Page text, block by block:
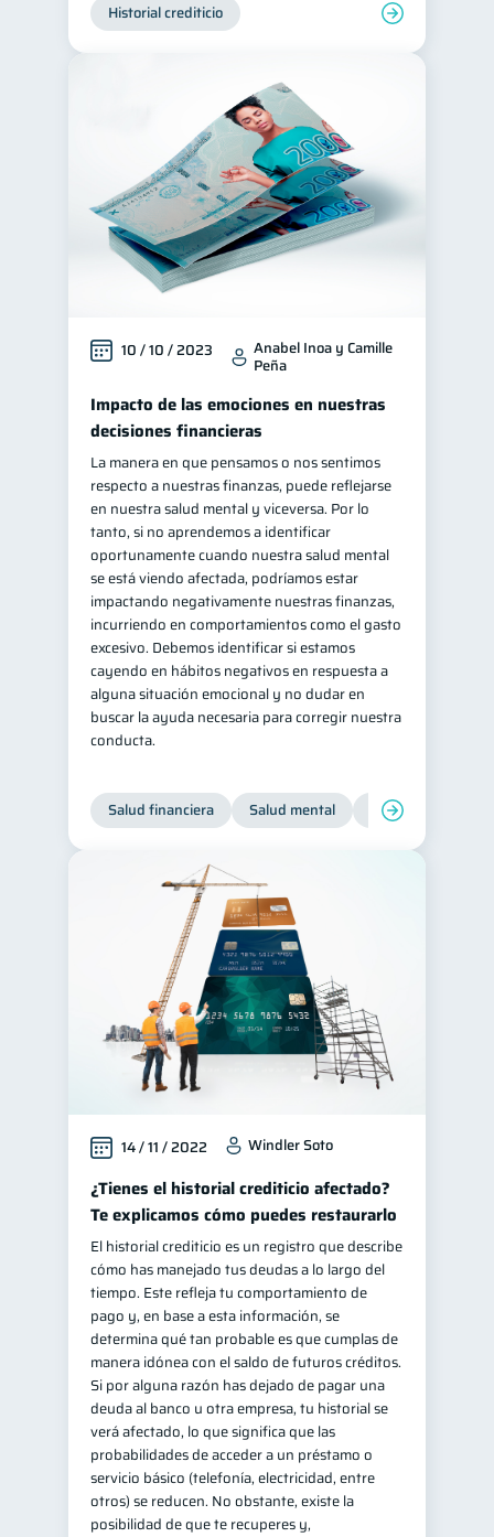
Historial crediticio
10 / 10 / 2023 Anabel Inoa y Camille
Peña
Impacto de las emociones en nuestras
decisiones financieras
La manera en que pensamos o nos sentimos
respecto a nuestras finanzas, puede reflejarse
en nuestra salud mental y viceversa. Por lo
tanto, si no aprendemos a identificar
oportunamente cuando nuestra salud mental
se está viendo afectada, podríamos estar
impactando negativamente nuestras finanzas,
incurriendo en comportamientos como el gasto
excesivo. Debemos identificar si estamos
cayendo en hábitos negativos en respuesta a
alguna situación emocional y no dudar en
buscar la ayuda necesaria para corregir nuestra
conducta.
Salud financiera Salud mental Inclusión
14 / 11 / 2022 Windler Soto
¿Tienes el historial crediticio afectado?
Te explicamos cómo puedes restaurarlo
El historial crediticio es un registro que describe
cómo has manejado tus deudas a lo largo del
tiempo. Este refleja tu comportamiento de
pago y, en base a esta información, se
determina qué tan probable es que cumplas de
manera idónea con el saldo de futuros créditos.
Si por alguna razón has dejado de pagar una
deuda al banco u otra empresa, tu historial se
verá afectado, lo que significa que las
probabilidades de acceder a un préstamo o
servicio básico (telefonía, electricidad, entre
otros) se reducen. No obstante, existe la
posibilidad de que te recuperes y,